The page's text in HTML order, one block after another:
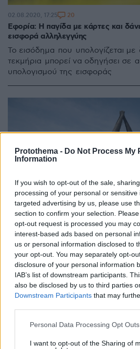
Protothema - Do Not Process My
Information
If you wish to opt-out of the sale,
processing of your personal or
targeted advertising by us, please use
section to confirm your selection.
opt-out request is processed you may
interest-based ads based on personal
us or personal information disclosed to
your opt-out. You may separately opt-
disclosure of your personal information
IAB’s list of downstream participants.
also be disclosed by us to third parties
Downstream Participants that may
Please note that this website/app uses
not limited to your visit or usage
Personal Data Processing Opt Outs
I want to opt-out of the Sharing of
Εφορία: Η παγίδα με κάρτες και
εισφορά αλληλεγγύης
Το εισόδημα που υπολογίζεται με
τεκμήρια μπορεί να οδηγήσει σε
υπολογισμού της εισφοράς
02.08.2020, 17:25 20
Οι τρεις παγίδες υπερφορολόγησης
Κίνδυνος από τα τεκμήρια
29.07.2020, 20:34